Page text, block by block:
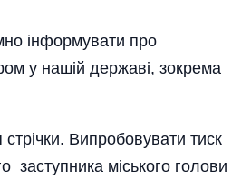
інформувати про
у нашій державі, зокрема
Випробовувати тиск
заступника міського голови